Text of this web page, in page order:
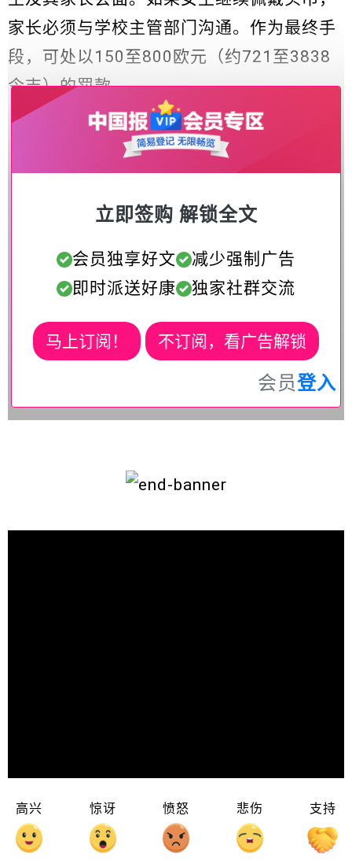
家长必须与学校主管部门沟通。作为最终手
段，可处以150至800欧元（约721至3838
令吉）的罚款。
立即签购 解锁全文
会员独享好文
减少强制广告
即时派送好康
独家社群交流
马上订阅！ 不订阅，看广告解锁
会员登入
高兴 惊讶 愤怒 悲伤 支持